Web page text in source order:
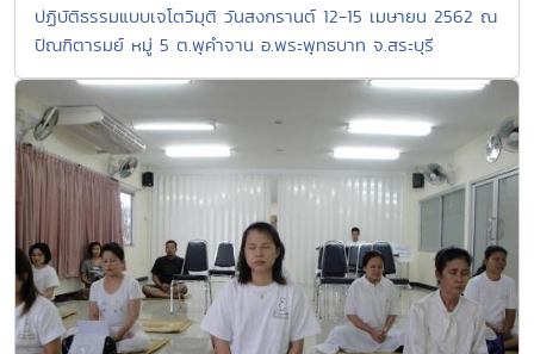
ปฏิบัติธรรมแบบเจโตวิมุติ วันสงกรานต์ 12-15 เมษายน 2562 ณ
ปัณฑิตารมย์ หมู่ 5 ต.พุคำจาน อ.พระพุทธบาท จ.สระบุรี